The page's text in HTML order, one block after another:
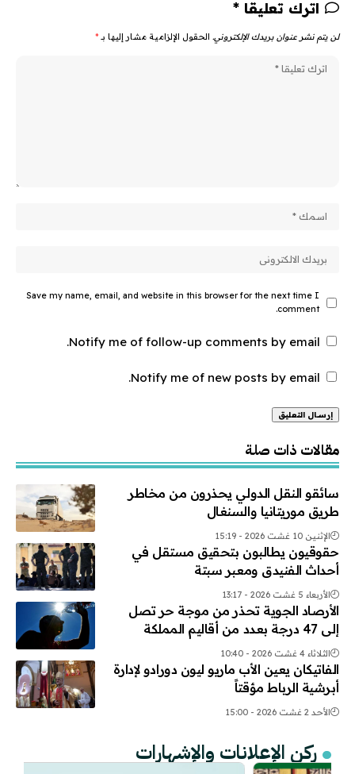
اترك تعليقا *
لن يتم نشر عنوان بريدك الإلكتروني. الحقول الإلزامية مشار إليها بـ *
Save my name, email, and website in this browser for the next time I
comment.
Notify me of follow-up comments by email.
Notify me of new posts by email.
مقالات ذات صلة
سائقو النقل الدولي يحذرون من مخاطر
طريق موريتانيا والسنغال
الإثنين 10 غشت 2026 - 15:19
حقوقيون يطالبون بتحقيق مستقل في
أحداث الفنيدق ومعبر سبتة
الأربعاء 5 غشت 2026 - 13:17
الأرصاد الجوية تحذر من موجة حر تصل
إلى 47 درجة بعدد من أقاليم المملكة
الثلاثاء 4 غشت 2026 - 10:40
الفاتيكان يعين الأب ماريو ليون دورادو لإدارة
أبرشية الرباط مؤقتاً
الأحد 2 غشت 2026 - 15:00
ركن الإعلانات والإشهارات